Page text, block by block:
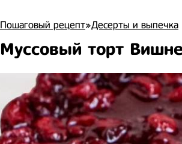
Пошаговый рецепт»Десерты и выпечка
Муссовый торт